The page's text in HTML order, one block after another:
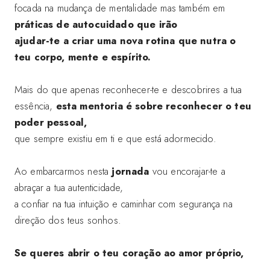
focada na mudança de mentalidade mas também em
práticas de autocuidado que irão
ajudar-te a criar uma nova rotina que nutra o
teu corpo, mente e espírito.
Mais do que apenas reconhecer-te e descobrires a tua
essência, esta mentoria é sobre reconhecer o teu
poder pessoal,
que sempre existiu em ti e que está adormecido.
Ao embarcarmos nesta jornada vou encorajar-te a
abraçar a tua autenticidade,
a confiar na tua intuição e caminhar com segurança na
direção dos teus sonhos.
Se queres abrir o teu coração ao amor próprio,